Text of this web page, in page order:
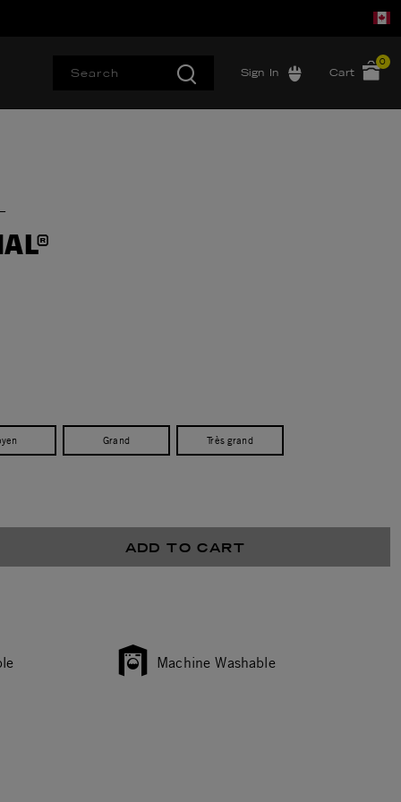
Sign In Cart
0
Grand Très grand
ADD TO CART
Machine Washable